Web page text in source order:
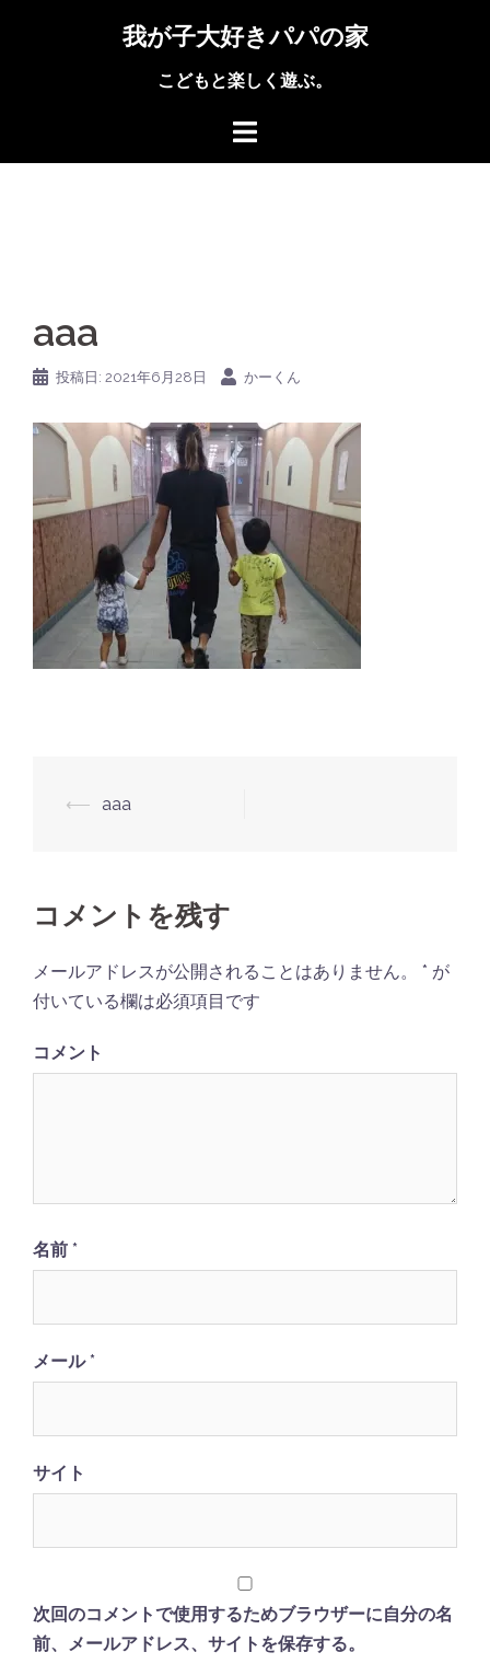
へ
我が子大好きパパの家
こどもと楽しく遊ぶ。
aaa
投稿日: 2021年6月28日 かーくん
投
ビ
ゲ
ー
シ
ン
⟵ aaa
コメントを残す
メールアドレスが公開されることはありません。 * が
付いている欄は必須項目です
コメント
名前 *
メール*
サイト
次回のコメントで使用するためブラウザーに自分の名
前、メールアドレス、サイトを保存する。